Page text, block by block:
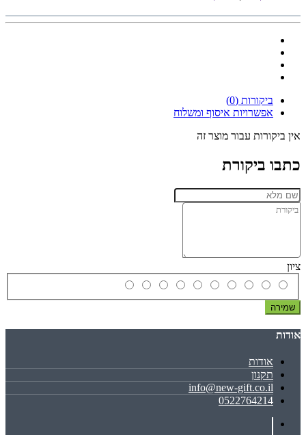
ביקורות (0)
אפשרויות איסוף ומשלוח
אין ביקורות עבור מוצר זה
כתבו ביקורת
ציון
שמירה
אודות
אודות
תקנון
info@new-gift.co.il
0522764214